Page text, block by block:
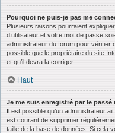
Pourquoi ne puis-je pas me
Plusieurs raisons pourraient
d’utilisateur et votre mot de passe
administrateur du forum pour vérifier
possible que le propriétaire du site
et qu’il devra la corriger.
Haut
Je me suis enregistré par le
Il est possible qu’un administrateur
est courant de supprimer
taille de la base de données. Si cela